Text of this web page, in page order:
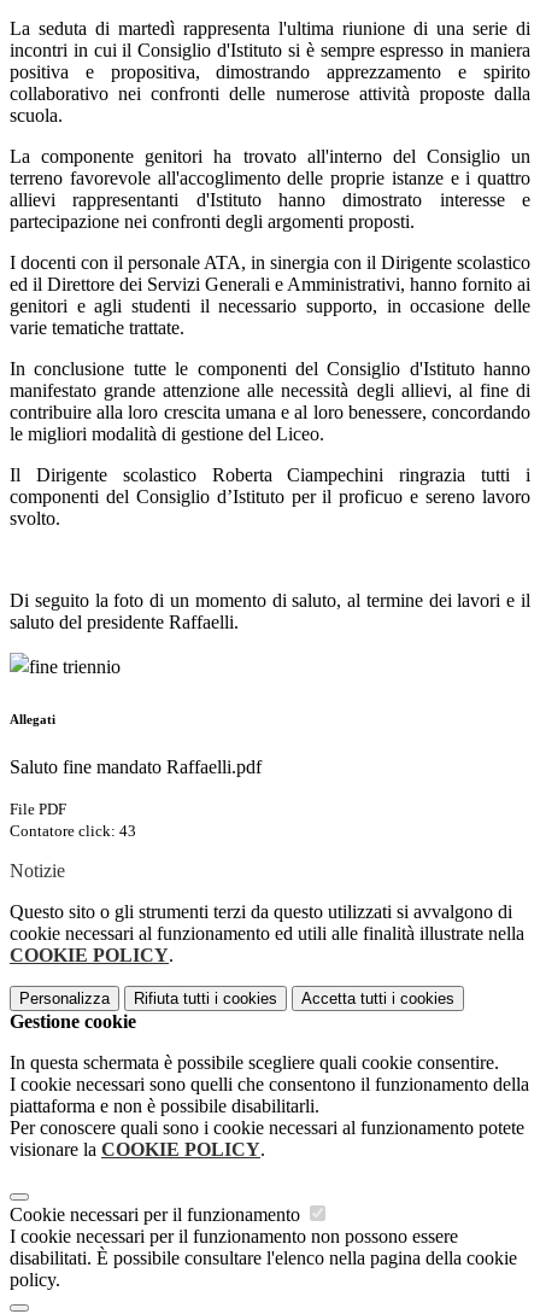
La seduta di martedì rappresenta l'ultima riunione di una serie di
incontri in cui il Consiglio d'Istituto si è sempre espresso in maniera
positiva e propositiva, dimostrando apprezzamento e spirito
collaborativo nei confronti delle numerose attività proposte dalla
scuola.
La componente genitori ha trovato all'interno del Consiglio un
terreno favorevole all'accoglimento delle proprie istanze e i quattro
allievi rappresentanti d'Istituto hanno dimostrato interesse e
partecipazione nei confronti degli argomenti proposti.
I docenti con il personale ATA, in sinergia con il Dirigente scolastico
ed il Direttore dei Servizi Generali e Amministrativi, hanno fornito ai
genitori e agli studenti il necessario supporto, in occasione delle
varie tematiche trattate.
In conclusione tutte le componenti del Consiglio d'Istituto hanno
manifestato grande attenzione alle necessità degli allievi, al fine di
contribuire alla loro crescita umana e al loro benessere, concordando
le migliori modalità di gestione del Liceo.
Il Dirigente scolastico Roberta Ciampechini ringrazia tutti i
componenti del Consiglio d’Istituto per il proficuo e sereno lavoro
svolto.
Di seguito la foto di un momento di saluto, al termine dei lavori e il
saluto del presidente Raffaelli.
Allegati
Saluto fine mandato Raffaelli.pdf
File PDF
Contatore click: 43
Notizie
Questo sito o gli strumenti terzi da questo utilizzati si avvalgono di
cookie necessari al funzionamento ed utili alle finalità illustrate nella
COOKIE POLICY.
Personalizza Rifiuta tutti i cookies Accetta tutti i cookies
Gestione cookie
In questa schermata è possibile scegliere quali cookie consentire.
I cookie necessari sono quelli che consentono il funzionamento della
piattaforma e non è possibile disabilitarli.
Per conoscere quali sono i cookie necessari al funzionamento potete
visionare la COOKIE POLICY.
Cookie necessari per il funzionamento
I cookie necessari per il funzionamento non possono essere
disabilitati. È possibile consultare l'elenco nella pagina della cookie
policy.